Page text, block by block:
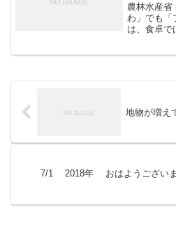
農林水産
わ」でも「
は、食卓で
地物が増え
7/1 2018年 おはようござい